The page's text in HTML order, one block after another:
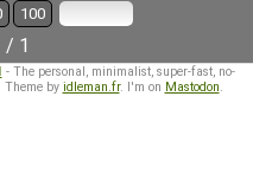
100
/ 1
- The personal, minimalist, super-fast, no-
Theme by idleman.fr. I'm on Mastodon.